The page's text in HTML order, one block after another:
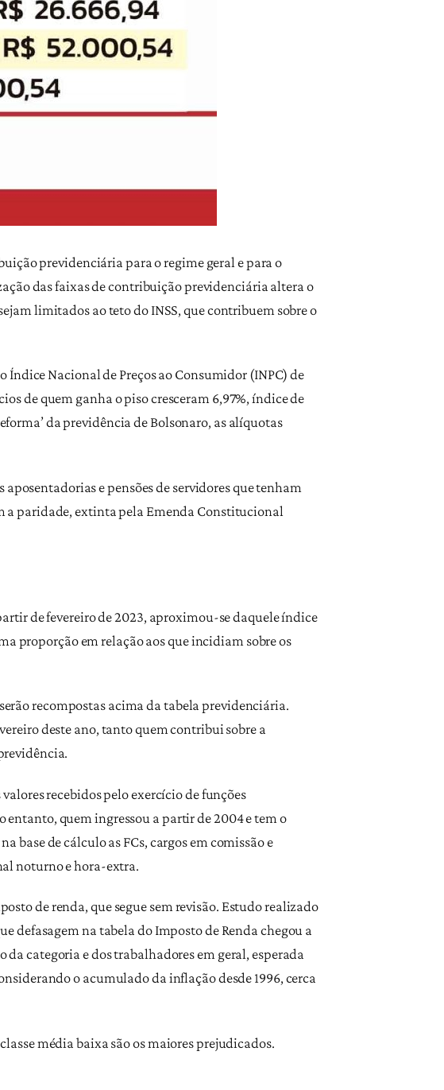
previdenciária para o regime geral e para o
das faixas de contribuição previdenciária altera o
limitados ao teto do INSS, que contribuem sobre o
Índice Nacional de Preços ao Consumidor (INPC) de
de quem ganha o piso cresceram 6,97%, índice de
da previdência de Bolsonaro, as alíquotas
e pensões de servidores que tenham
a paridade, extinta pela Emenda Constitucional
de fevereiro de 2023, aproximou-se daquele índice
proporção em relação aos que incidiam sobre os
recompostas acima da tabela previdenciária.
deste ano, tanto quem contribui sobre a
recebidos pelo exercício de funções
entanto, quem ingressou a partir de 2004 e tem o
de cálculo as FCs, cargos em comissão e
noturno e hora-extra.
de renda, que segue sem revisão. Estudo realizado
defasagem na tabela do Imposto de Renda chegou a
da categoria e dos trabalhadores em geral, esperada
o acumulado da inflação desde 1996, cerca
média baixa são os maiores prejudicados.